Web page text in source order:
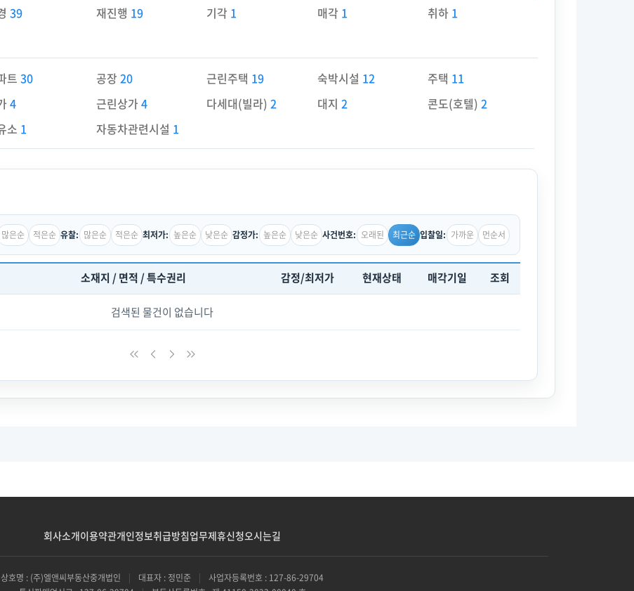
39 재진행 19 기각 1 매각 1 취하 1
트30 공장20 근린주택 19 숙박시설 12 주택 11
4 근린상가4 다세대(빌라)2 대지 2 콘도(호텔) 2
소 1 자동차관련시설 1
많은순 적은순 유찰: 많은순 적은순 최저가: 높은순 낮은순 감정가: 높은순 낮은순 사건번호: 오래된 최근순 입찰일: 가까운 먼순서
소재지 / 면적 / 특수권리 감정/최저가 현재상태 매각기일 조회
검색된 물건이 없습니다
회사소개이용약관개인정보취급방침업무제휴신청오시는길
상호명 : (주)엘앤씨부동산중개법인 | 대표자 : 정민준 |
사업자등록번호 : 127-86-29704